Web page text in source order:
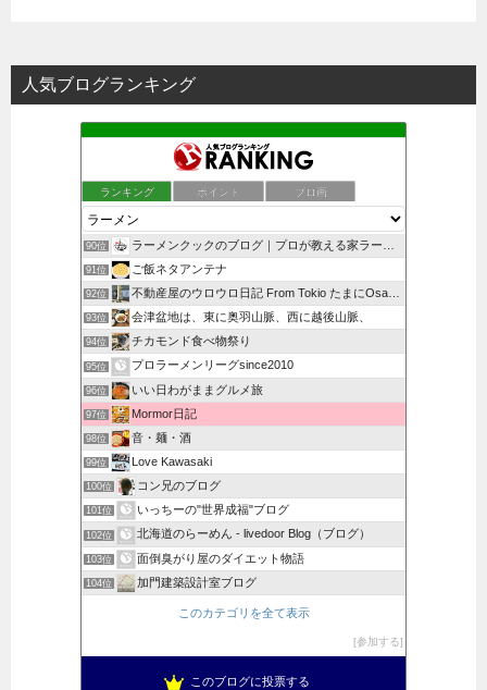
人気ブログランキング
ランキング ポイント ブロ画
90位 ラーメンクックのブログ｜プロが教える家ラーメン本格レシピ
91位 ご飯ネタアンテナ
92位 不動産屋のウロウロ日記 From Tokio たまにOsa…
93位 会津盆地は、東に奥羽山脈、西に越後山脈、
94位 チカモンド食べ物祭り
95位 プロラーメンリーグsince2010
96位 いい日わがままグルメ旅
97位 Mormor日記
98位 音・麺・酒
99位 Love Kawasaki
100位 コン兄のブログ
101位 いっちーの"世界成福"ブログ
102位 北海道のらーめん - livedoor Blog（ブログ）
103位 面倒臭がり屋のダイエット物語
104位 加門建築設計室ブログ
このカテゴリを全て表示
参加する
このブログに投票する